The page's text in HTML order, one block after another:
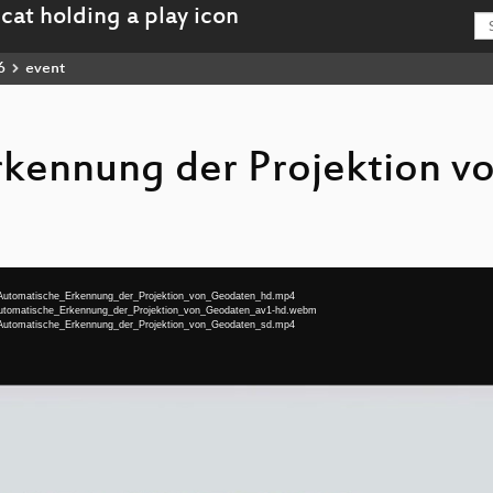
event
der Projektion
hd.webm